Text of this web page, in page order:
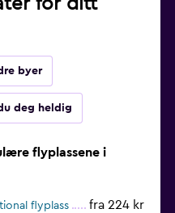
for ditt
byer
deg heldig
flyplassene i
flyplass fra 224 kr